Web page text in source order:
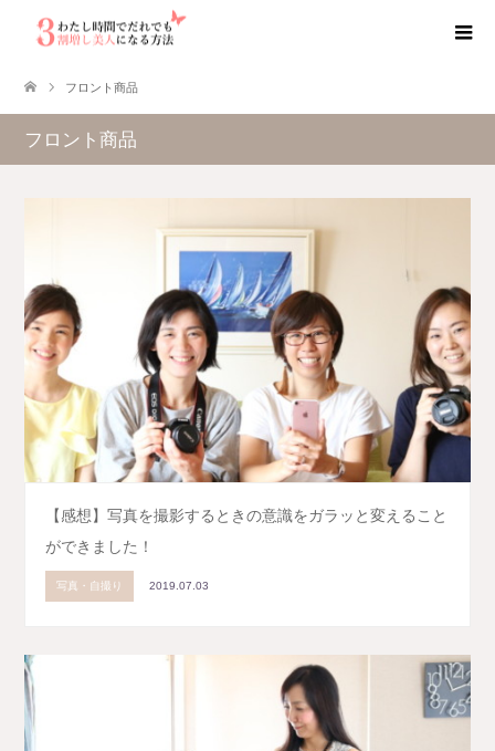
フロント商品
フロント商品
【感想】写真を撮影するときの意識をガラッと変えること
ができました！
写真・自撮り 2019.07.03